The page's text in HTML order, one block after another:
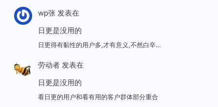
wp张发表在
日更是没用的
日更得有黏性的用户多,才有意义,不然白辛…
劳动者发表在
日更是没用的
看日更的用户和看有用的客户群体部分重合